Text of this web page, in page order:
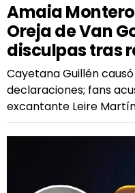
Amaia
Oreja de Van
disculpas tras
Cayetana Guillén
declaraciones; fans
excantante Leire